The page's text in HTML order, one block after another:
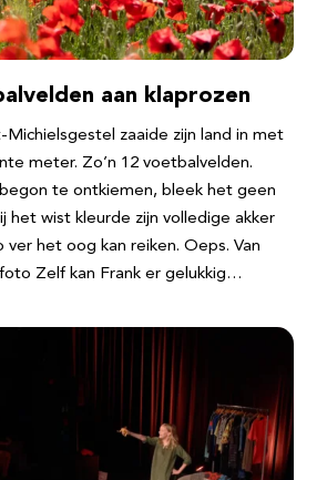
aan klaprozen
Michielsgestel zaaide zijn land in met
meter. Zo’n 12 voetbalvelden.
te ontkiemen, bleek het geen
het wist kleurde zijn volledige akker
ver het oog kan reiken. Oeps. Van
Zelf kan Frank er gelukkig…